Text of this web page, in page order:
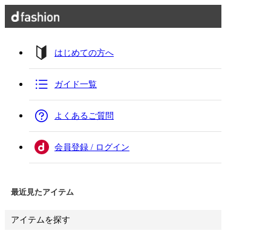
はじめての方へ
ガイド一覧
よくあるご質問
会員登録 / ログイン
最近見たアイテム
アイテムを探す